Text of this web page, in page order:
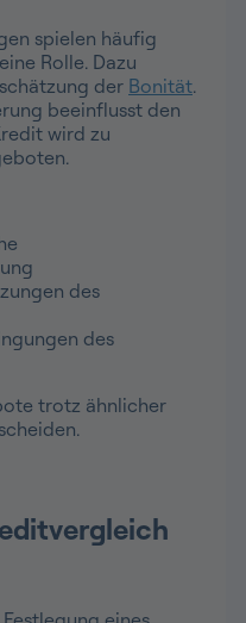
spielen häufig
Rolle. Dazu
der Bonität.
beeinflusst den
wird zu
des
des
trotz ähnlicher